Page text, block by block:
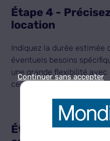
Étape 4 -
location
Indiquez la durée estimée
éventuels besoins
une grande flexibilité
ce soit pour quelques
Étape 5 -
Continuer sans accepter